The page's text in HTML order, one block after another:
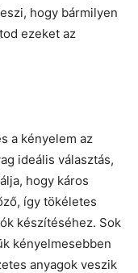
hogy bármilyen
ezeket az
a kényelem az
ideális választás,
hogy káros
így tökéletes
készítéséhez. Sok
kényelmesebben
anyagok veszik